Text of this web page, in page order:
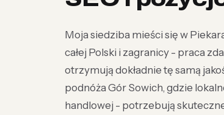
Moja siedziba mieści się w
całej Polski i zagranicy - praca
otrzymują dokładnie tę samą
podnóża Gór Sowich, gdzie
handlowej - potrzebują